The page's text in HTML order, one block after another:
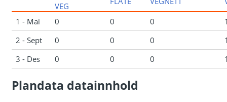
VEG
1 - Mai
0 0 0
2 - Sept
0 0 0
3 - Des
0 0 0
Plandata datainnhold